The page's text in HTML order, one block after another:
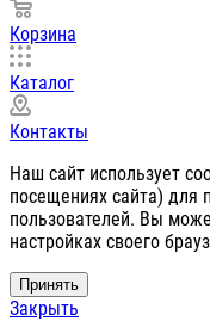
Корзина
Каталог
Контакты
Наш сайт использует
посещениях сайта) для
пользователей. Вы
настройках своего
Принять
Закрыть